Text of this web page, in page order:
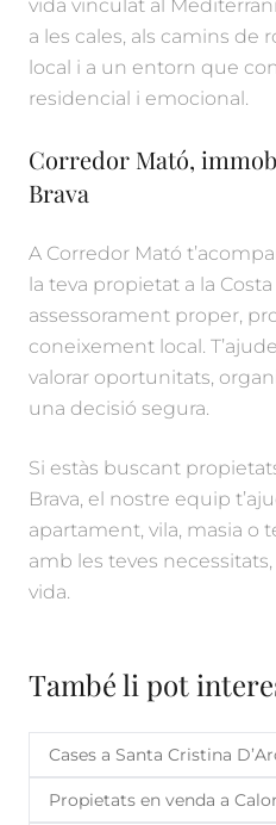
vida vinculat al
a les cales, als camins de
local i a un entorn que
residencial i emocional.
Corredor Mató,
Brava
A Corredor Mató
la teva propietat a la
assessorament proper,
coneixement local.
valorar oportunitats,
una decisió segura.
Si estàs buscant
Brava, el nostre equip
apartament, vila, masia o
amb les teves
vida.
També li pot
Cases a Santa Cristina
Propietats en venda a